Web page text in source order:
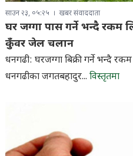
साउन २३, ०५:२५ खबर संवाददाता
घर जग्गा पास गर्ने भन्दै रकम
कुँवर जेल चलान
धनगढी: घरजग्गा बिक्री गर्ने भन्दै
धनगढीका जगतबहादुर... विस्तृतमा